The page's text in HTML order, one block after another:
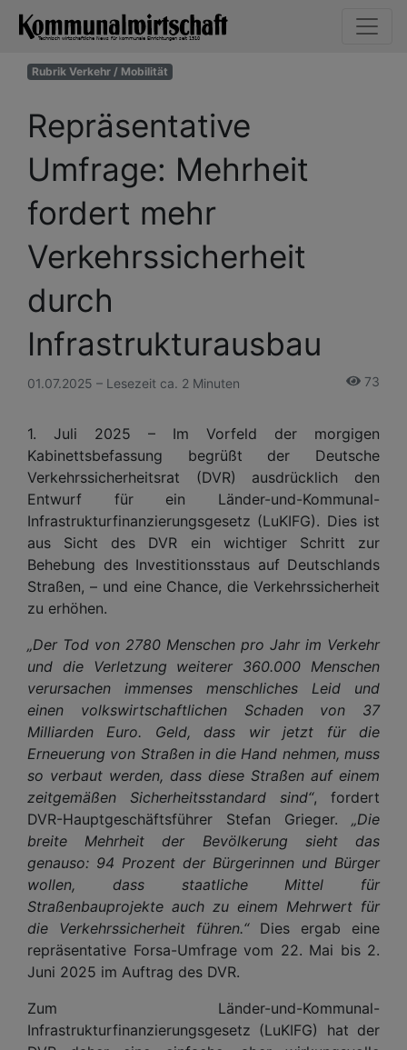
Rubrik Verkehr / Mobilität
Repräsentative
Umfrage: Mehrheit
fordert mehr
Verkehrssicherheit
durch
Infrastrukturausbau
01.07.2025 – Lesezeit ca. 2 Minuten 73
1. Juli 2025 – Im Vorfeld der morgigen
Kabinettsbefassung begrüßt der Deutsche
Verkehrssicherheitsrat (DVR) ausdrücklich den
Entwurf für ein Länder-und-Kommunal-
Infrastrukturfinanzierungsgesetz (LuKIFG). Dies ist
aus Sicht des DVR ein wichtiger Schritt zur
Behebung des Investitionsstaus auf Deutschlands
Straßen, – und eine Chance, die Verkehrssicherheit
zu erhöhen.
„Der Tod von 2780 Menschen pro Jahr im Verkehr
und die Verletzung weiterer 360.000 Menschen
verursachen immenses menschliches Leid und
einen volkswirtschaftlichen Schaden von 37
Milliarden Euro. Geld, dass wir jetzt für die
Erneuerung von Straßen in die Hand nehmen, muss
so verbaut werden, dass diese Straßen auf einem
zeitgemäßen Sicherheitsstandard sind“, fordert
DVR-Hauptgeschäftsführer Stefan Grieger. „Die
breite Mehrheit der Bevölkerung sieht das
genauso: 94 Prozent der Bürgerinnen und Bürger
wollen, dass staatliche Mittel für
Straßenbauprojekte auch zu einem Mehrwert für
die Verkehrssicherheit führen.“Dies ergab eine
repräsentative Forsa-Umfrage vom 22. Mai bis 2.
Juni 2025 im Auftrag des DVR.
Zum Länder-und-Kommunal-
Infrastrukturfinanzierungsgesetz (LuKIFG) hat der